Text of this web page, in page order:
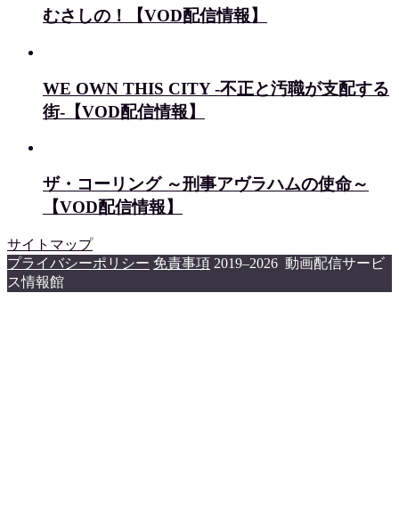
むさしの！【VOD配信情報】
WE OWN THIS CITY -不正と汚職が支配する
街-【VOD配信情報】
ザ・コーリング ～刑事アヴラハムの使命～
【VOD配信情報】
サイトマップ
プライバシーポリシー 免責事項 2019–2026 動画配信サービ
ス情報館